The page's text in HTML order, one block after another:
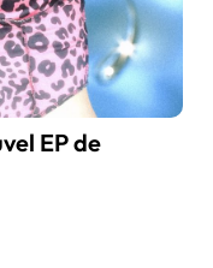
EP de